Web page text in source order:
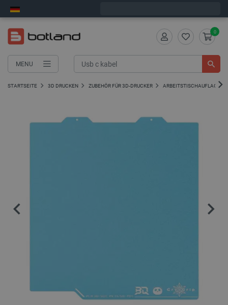
MENU
0
STARTSEITE 3D DRUCKEN ZUBEHÖR FÜR 3D-DRUCKER ARBEITSTISCHAUFLAGEN